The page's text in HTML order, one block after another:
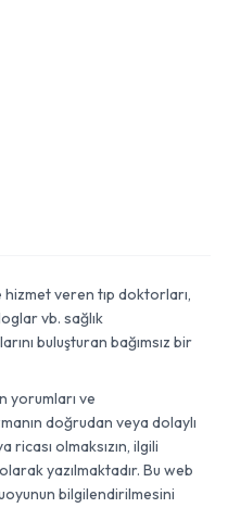
veren tıp doktorları,
vb. sağlık
buluşturan bağımsız bir
yorumları ve
doğrudan veya dolaylı
olmaksızın, ilgili
yazılmaktadır. Bu web
bilgilendirilmesini